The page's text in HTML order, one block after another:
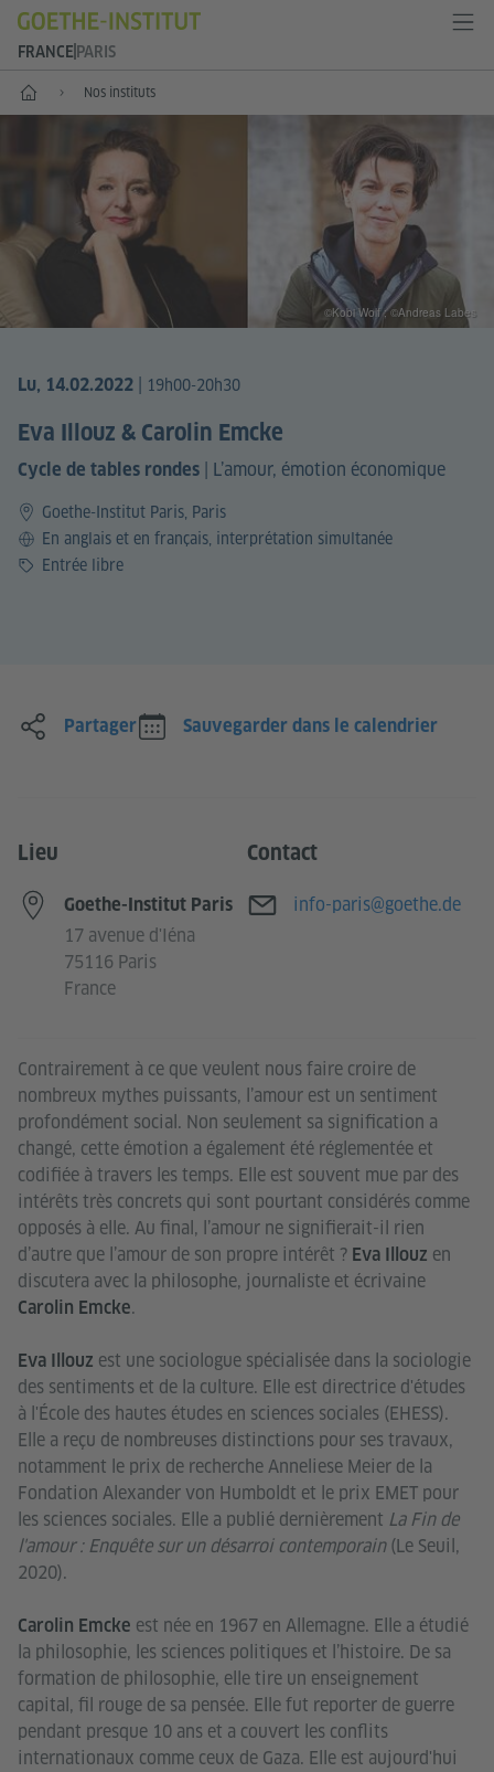
FRANCE PARIS
Accueil Nos instituts
Lu, 14.02.2022 19h00-20h30
Eva Illouz & Carolin Emcke
Cycle de tables rondes | L’amour, émotion économique
Goethe-Institut Paris, Paris
LangueEn anglais et en français, interprétation simultanée
PrixEntrée libre
©Kobi Wolf ; ©Andreas Labes
Contrairement à ce que veulent nous faire croire de
nombreux mythes puissants, l’amour est un sentiment
profondément social. Non seulement sa signification a
changé, cette émotion a également été réglementée et
codifiée à travers les temps. Elle est souvent mue par des
intérêts très concrets qui sont pourtant considérés comme
opposés à elle. Au final, l’amour ne signifierait-il rien
d’autre que l’amour de son propre intérêt ? Eva Illouz en
discutera avec la philosophe, journaliste et écrivaine
Carolin Emcke.
Eva Illouz est une sociologue spécialisée dans la sociologie
des sentiments et de la culture. Elle est directrice d'études
à l'École des hautes études en sciences sociales (EHESS).
Elle a reçu de nombreuses distinctions pour ses travaux,
notamment le prix de recherche Anneliese Meier de la
Fondation Alexander von Humboldt et le prix EMET pour
les sciences sociales. Elle a publié dernièrement La Fin de
l'amour : Enquête sur un désarroi contemporain(Le Seuil,
2020).
Carolin Emcke est née en 1967 en Allemagne. Elle a étudié
la philosophie, les sciences politiques et l’histoire. De sa
formation de philosophie, elle tire un enseignement
capital, fil rouge de sa pensée. Elle fut reporter de guerre
pendant presque 10 ans et a couvert les conflits
internationaux comme ceux de Gaza. Elle est aujourd'hui
Partager Sauvegarder dans le calendrier
Lieu
Goethe-Institut Paris
17 avenue d'Iéna
75116 Paris
France
Contact
Adresse e-mail
info-paris@goethe.de